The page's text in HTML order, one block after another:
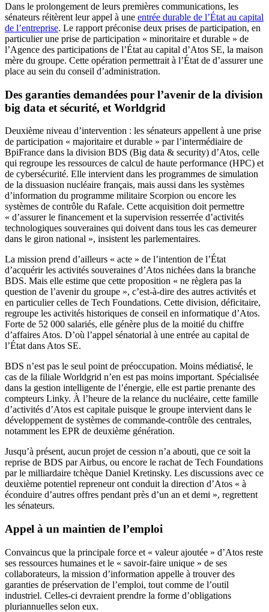
Dans le prolongement de leurs premières communications, les
sénateurs réitèrent leur appel à une entrée durable de l’État au capital
de l’entreprise. Le rapport préconise deux prises de participation, en
particulier une prise de participation « minoritaire et durable » de
l’Agence des participations de l’État au capital d’Atos SE, la maison
mère du groupe. Cette opération permettrait à l’État de d’assurer une
place au sein du conseil d’administration.
Des garanties demandées pour l’avenir de la division
big data et sécurité, et Worldgrid
Deuxième niveau d’intervention : les sénateurs appellent à une prise
de participation « majoritaire et durable » par l’intermédiaire de
BpiFrance dans la division BDS (Big data & security) d’Atos, celle
qui regroupe les ressources de calcul de haute performance (HPC) et
de cybersécurité. Elle intervient dans les programmes de simulation
de la dissuasion nucléaire français, mais aussi dans les systèmes
d’information du programme militaire Scorpion ou encore les
systèmes de contrôle du Rafale. Cette acquisition doit permettre
« d’assurer le financement et la supervision resserrée d’activités
technologiques souveraines qui doivent dans tous les cas demeurer
dans le giron national », insistent les parlementaires.
La mission prend d’ailleurs « acte » de l’intention de l’État
d’acquérir les activités souveraines d’Atos nichées dans la branche
BDS. Mais elle estime que cette proposition « ne règlera pas la
question de l’avenir du groupe », c’est-à-dire des autres activités et
en particulier celles de Tech Foundations. Cette division, déficitaire,
regroupe les activités historiques de conseil en informatique d’Atos.
Forte de 52 000 salariés, elle génère plus de la moitié du chiffre
d’affaires Atos. D’où l’appel sénatorial à une entrée au capital de
l’État dans Atos SE.
BDS n’est pas le seul point de préoccupation. Moins médiatisé, le
cas de la filiale Worldgrid n’en est pas moins important. Spécialisée
dans la gestion intelligente de l’énergie, elle est partie prenante des
compteurs Linky. À l’heure de la relance du nucléaire, cette famille
d’activités d’Atos est capitale puisque le groupe intervient dans le
développement de systèmes de commande-contrôle des centrales,
notamment les EPR de deuxième génération.
Jusqu’à présent, aucun projet de cession n’a abouti, que ce soit la
reprise de BDS par Airbus, ou encore le rachat de Tech Foundations
par le milliardaire tchèque Daniel Kretinsky. Les discussions avec ce
deuxième potentiel repreneur ont conduit la direction d’Atos « à
éconduire d’autres offres pendant près d’un an et demi », regrettent
les sénateurs.
Appel à un maintien de l’emploi
Convaincus que la principale force et « valeur ajoutée » d’Atos reste
ses ressources humaines et le « savoir-faire unique » de ses
collaborateurs, la mission d’information appelle à trouver des
garanties de préservation de l’emploi, tout comme de l’outil
industriel. Celles-ci devraient prendre la forme d’obligations
pluriannuelles selon eux.